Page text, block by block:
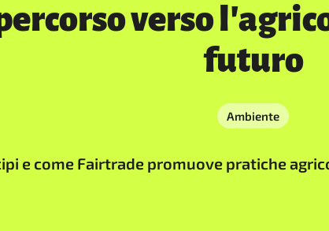
verso
futuro
Ambiente
e come Fairtrade promuove pratiche